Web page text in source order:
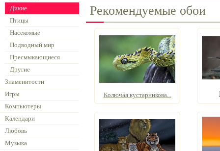
Дикие
Птицы
Насекомые
Подводный мир
Пресмыкающиеся
Другие
Знаменитости
Игры
Компьютеры
Календари
Любовь
Музыка
Рекомендуемые обои
Колючая кустарникова...